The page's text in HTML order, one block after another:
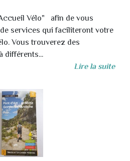
Vélo" afin de vous
services qui faciliteront votre
Vous trouverez des
différents...
Lire la suite